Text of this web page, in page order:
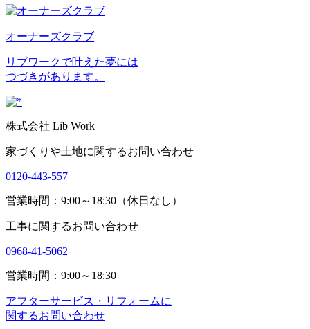
オーナーズクラブ
リブワークで叶えた夢には
つづきがあります。
株式会社 Lib Work
家づくりや土地に関するお問い合わせ
0120-443-557
営業時間：9:00～18:30（休日なし）
工事に関するお問い合わせ
0968-41-5062
営業時間：9:00～18:30
アフターサービス・リフォームに
関するお問い合わせ